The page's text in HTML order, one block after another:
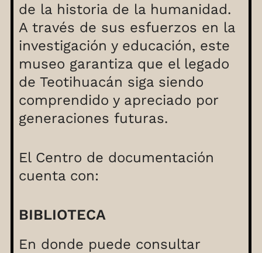
de la historia de la humanidad.
A través de sus esfuerzos en la
investigación y educación, este
museo garantiza que el legado
de Teotihuacán siga siendo
comprendido y apreciado por
generaciones futuras.
El Centro de documentación
cuenta con:
BIBLIOTECA
En donde puede consultar